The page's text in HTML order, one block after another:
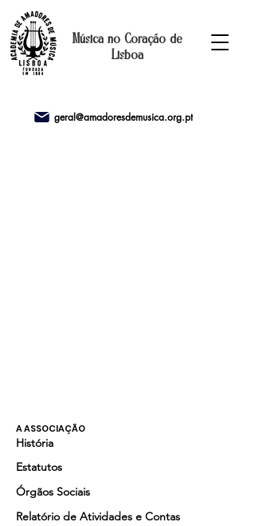
Música no Coração de
Lisboa
geral@amadoresdemusica.org.pt
A ASSOCIAÇÃO
História
Estatutos
Órgãos Sociais
Relatório de Atividades e Contas